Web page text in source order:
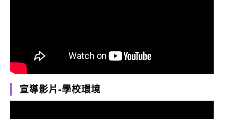
宣導影片-學校環境